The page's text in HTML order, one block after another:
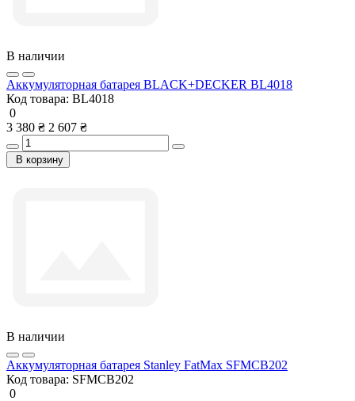
В наличии
Аккумуляторная батарея BLACK+DECKER BL4018
Код товара: BL4018
0
3 380 ₴ 2 607 ₴
В корзину
В наличии
Аккумуляторная батарея Stanley FatMax SFMCB202
Код товара: SFMCB202
0